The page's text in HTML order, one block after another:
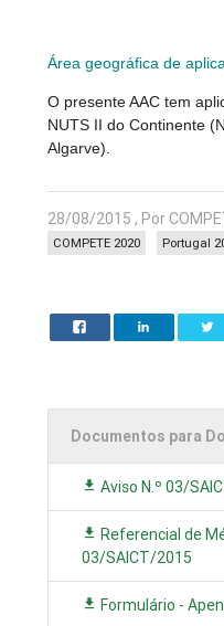
Área geográfica de
O presente AAC tem
NUTS II do Continente
Algarve).
28/08/2015 , Por
Portugal
COMPETE 2020
Documentos para
Aviso N.º 03/
Referencial de
03/SAICT/2015
Formulário -